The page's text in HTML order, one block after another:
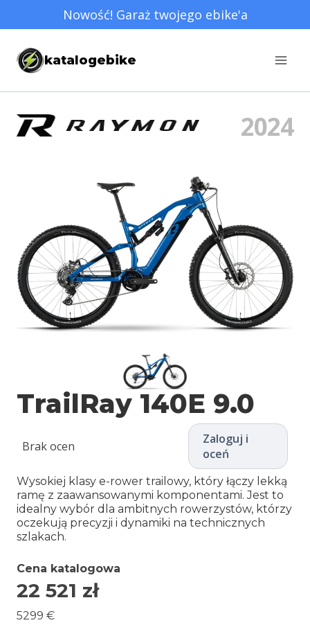
do
treści
Nowość! Garaż twojego ebike'a
katalogebike
2024
TrailRay 140E 9.0
Brak ocen
Zaloguj i
oceń
Wysokiej klasy e-rower trailowy, który łączy lekką
ramę z zaawansowanymi komponentami. Jest to
idealny wybór dla ambitnych rowerzystów, którzy
oczekują precyzji i dynamiki na technicznych
szlakach.
Cena katalogowa
22 521 zł
5299 €